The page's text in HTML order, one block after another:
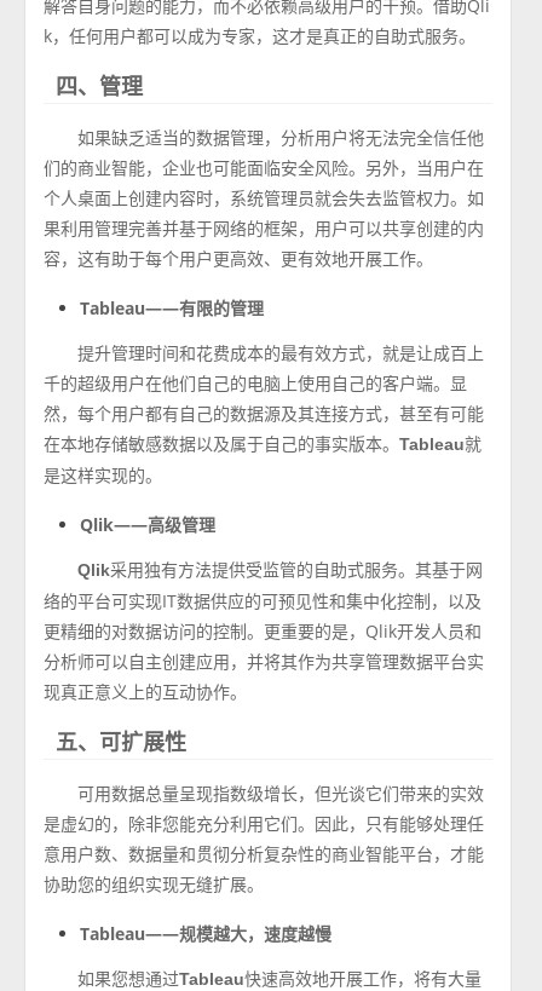
解答自身问题的能力，而不必依赖高级用户的干预。借助Qli
k，任何用户都可以成为专家，这才是真正的自助式服务。
四、管理
如果缺乏适当的数据管理，分析用户将无法完全信任他
们的商业智能，企业也可能面临安全风险。另外，当用户在
个人桌面上创建内容时，系统管理员就会失去监管权力。如
果利用管理完善并基于网络的框架，用户可以共享创建的内
容，这有助于每个用户更高效、更有效地开展工作。
Tableau——有限的管理
提升管理时间和花费成本的最有效方式，就是让成百上
千的超级用户在他们自己的电脑上使用自己的客户端。显
然，每个用户都有自己的数据源及其连接方式，甚至有可能
在本地存储敏感数据以及属于自己的事实版本。Tableau就
是这样实现的。
Qlik——高级管理
Qlik采用独有方法提供受监管的自助式服务。其基于网
络的平台可实现IT数据供应的可预见性和集中化控制，以及
更精细的对数据访问的控制。更重要的是，Qlik开发人员和
分析师可以自主创建应用，并将其作为共享管理数据平台实
现真正意义上的互动协作。
五、可扩展性
可用数据总量呈现指数级增长，但光谈它们带来的实效
是虚幻的，除非您能充分利用它们。因此，只有能够处理任
意用户数、数据量和贯彻分析复杂性的商业智能平台，才能
协助您的组织实现无缝扩展。
Tableau——规模越大，速度越慢
如果您想通过Tableau快速高效地开展工作，将有大量